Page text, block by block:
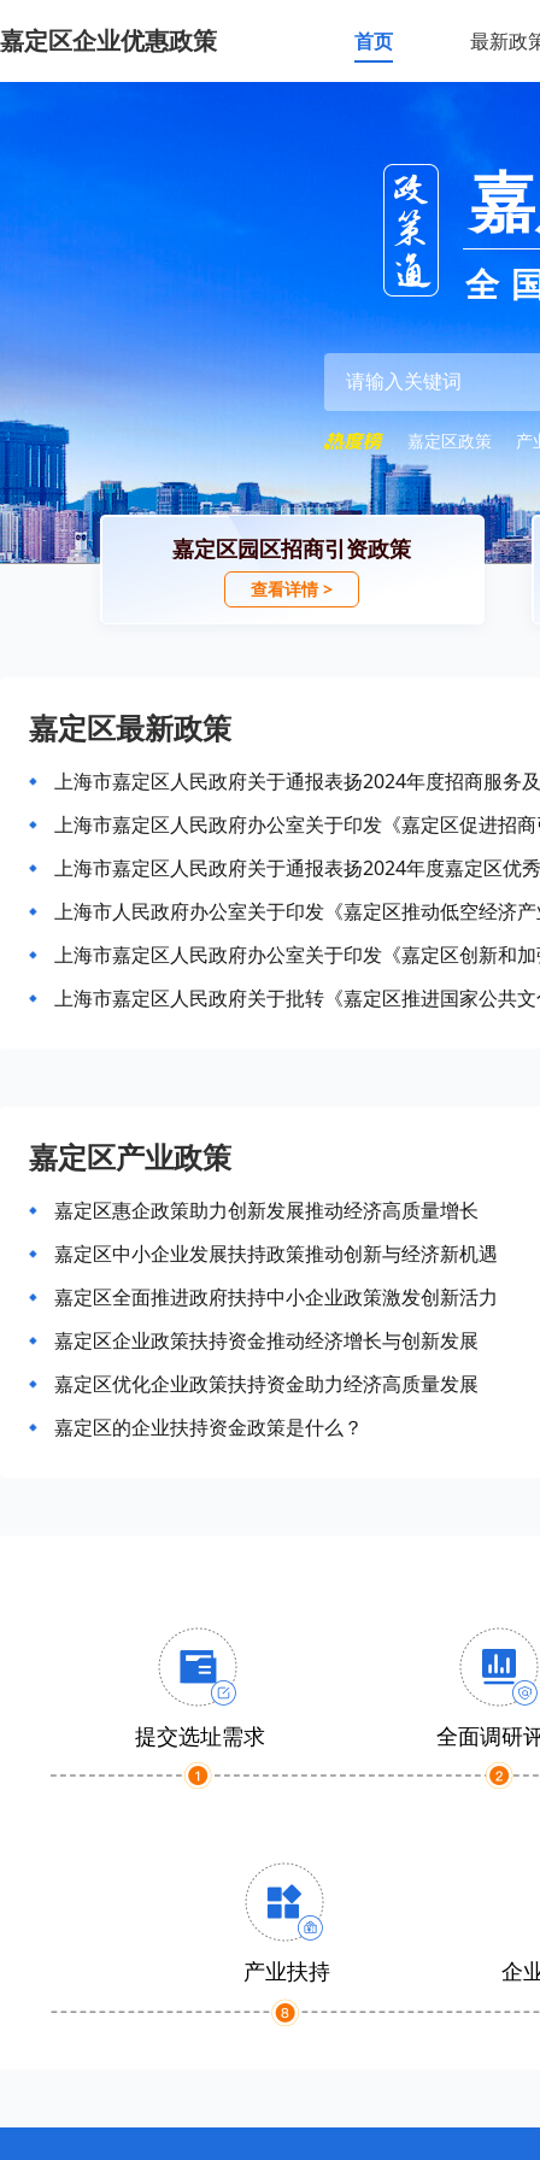
嘉定区企业优惠政策 首页 最新政
全
嘉定区政策 产
嘉定区园区招商引资政策
查看详情 >
嘉定区最新政策
上海市嘉定区人民政府关于通报表扬2024年度嘉定区优
上海市人民政府办公室关于印发《嘉定区推动低空经济
嘉定区产业政策
嘉定区惠企政策助力创新发展推动经济高质量增长
嘉定区中小企业发展扶持政策推动创新与经济新机遇
嘉定区全面推进政府扶持中小企业政策激发创新活力
嘉定区企业政策扶持资金推动经济增长与创新发展
嘉定区优化企业政策扶持资金助力经济高质量发展
嘉定区的企业扶持资金政策是什么？
提交选址需求 全面调研
产业扶持 企